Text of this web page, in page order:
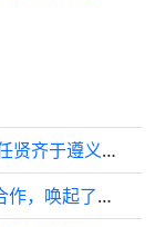
周深在贵阳的音乐会刚结束， 紧接着，任贤齐于遵义舞台上热唱贵州特色曲目…
观众直呼受不了，甜度爆表！的演出与合作，唤起了一代人的记忆